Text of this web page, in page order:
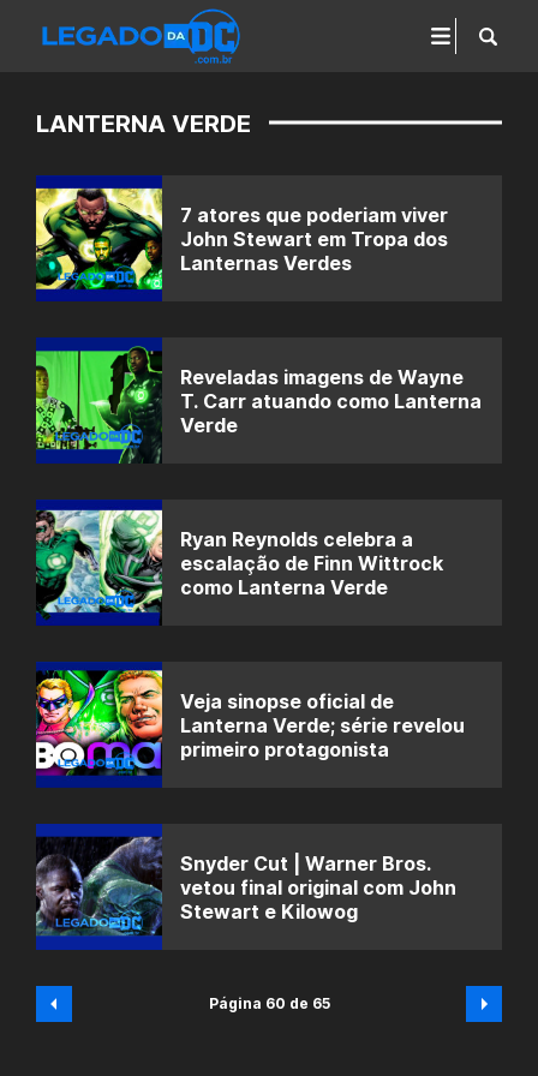
LANTERNA VERDE
7 atores que poderiam viver
John Stewart em Tropa dos
Lanternas Verdes
Reveladas imagens de Wayne
T. Carr atuando como Lanterna
Verde
Ryan Reynolds celebra a
escalação de Finn Wittrock
como Lanterna Verde
Veja sinopse oficial de
Lanterna Verde; série revelou
primeiro protagonista
Snyder Cut | Warner Bros.
vetou final original com John
Stewart e Kilowog
Página 60 de 65